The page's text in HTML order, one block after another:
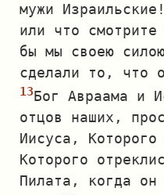
мужи
или что
бы мы своею
сделали то, что
Бог Авраама и
отцов наших,
Иисуса,
Которого
Пилата, когда он